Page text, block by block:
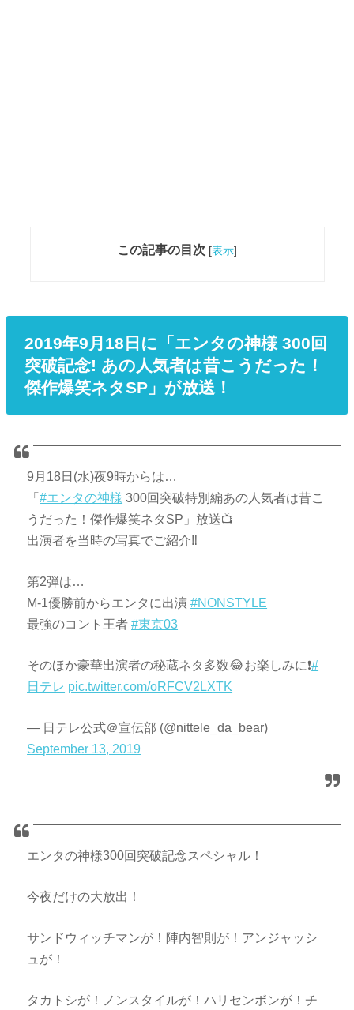
この記事の目次 [表示]
2019年9月18日に「エンタの神様 300回
突破記念! あの人気者は昔こうだった！
傑作爆笑ネタSP」が放送！
9月18日(水)夜9時からは…
「#エンタの神様 300回突破特別編あの人気者は昔こ
うだった！傑作爆笑ネタSP」放送📺
出演者を当時の写真でご紹介‼
第2弾は…
M-1優勝前からエンタに出演#NONSTYLE
最強のコント王者#東京03
そのほか豪華出演者の秘蔵ネタ多数😂お楽しみに❗️#
日テレ pic.twitter.com/oRFCV2LXTK
— 日テレ公式＠宣伝部 (@nittele_da_bear)
September 13, 2019
エンタの神様300回突破記念スペシャル！
今夜だけの大放出！
サンドウィッチマンが！陣内智則が！アンジャッシ
ュが！
タカトシが！ノンスタイルが！ハリセンボンが！チ